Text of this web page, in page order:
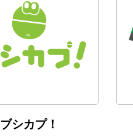
ブシカプ！